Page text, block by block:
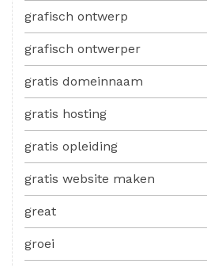
grafisch ontwerp
grafisch ontwerper
gratis domeinnaam
gratis hosting
gratis opleiding
gratis website maken
great
groei